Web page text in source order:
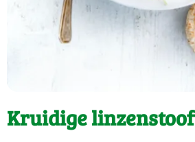
Kruidige linzenstoof